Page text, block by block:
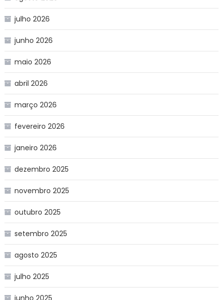
julho 2026
junho 2026
maio 2026
abril 2026
março 2026
fevereiro 2026
janeiro 2026
dezembro 2025
novembro 2025
outubro 2025
setembro 2025
agosto 2025
julho 2025
junho 2025